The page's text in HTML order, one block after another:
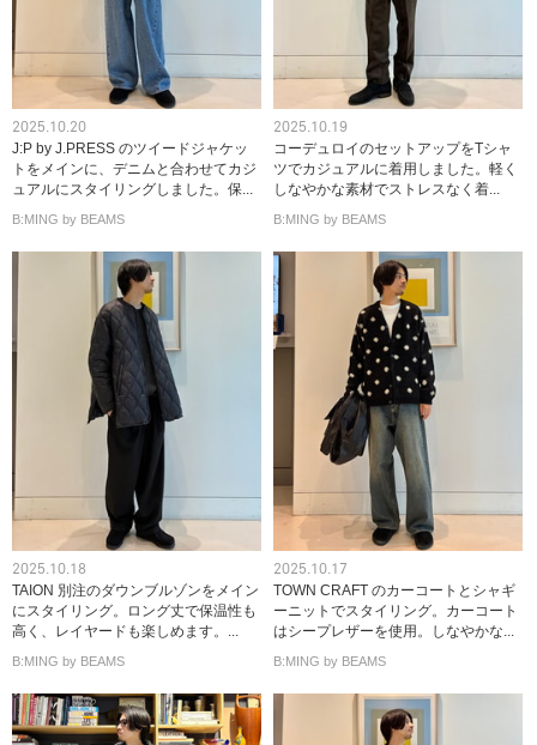
2025.10.20
J:P by J.PRESS のツイードジャケッ
トをメインに、デニムと合わせてカジ
ュアルにスタイリングしました。保...
B:MING by BEAMS
2025.10.19
コーデュロイのセットアップをTシャ
ツでカジュアルに着用しました。軽く
しなやかな素材でストレスなく着...
B:MING by BEAMS
2025.10.18
TAION 別注のダウンブルゾンをメイン
にスタイリング。ロング丈で保温性も
高く、レイヤードも楽しめます。...
B:MING by BEAMS
2025.10.17
TOWN CRAFT のカーコートとシャギ
ーニットでスタイリング。カーコート
はシープレザーを使用。しなやかな...
B:MING by BEAMS